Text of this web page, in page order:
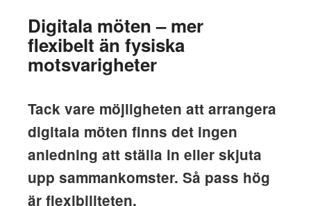
Digitala möten – mer
flexibelt än fysiska
motsvarigheter
Tack vare möjligheten att arrangera
digitala möten finns det ingen
anledning att ställa in eller skjuta
upp sammankomster. Så pass hög
är flexibiliteten.